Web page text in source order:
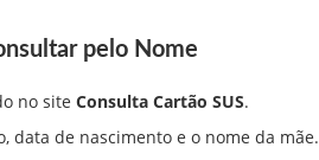
pelo Nome
no site Consulta Cartão SUS.
data de nascimento e o nome da mãe.